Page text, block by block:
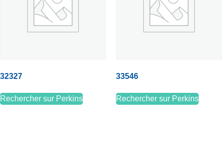
32327
Rechercher sur Perkins
33546
Rechercher sur Perkins